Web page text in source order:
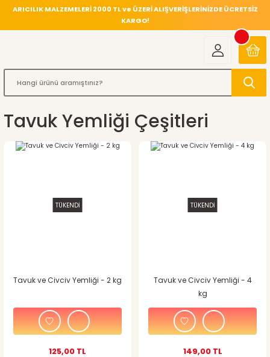
ARICILIK MALZEMELERİ 2000 TL ve ÜZERİ ALIŞVERİŞLERİNİZDE ÜCRETSİZ
KARGO!
Tavuk Yemliği Çeşitleri
TÜKENDİ
Tavuk ve Civciv Yemliği - 2 kg
125,00 TL
TÜKENDİ
Tavuk ve Civciv Yemliği - 4
kg
149,00 TL